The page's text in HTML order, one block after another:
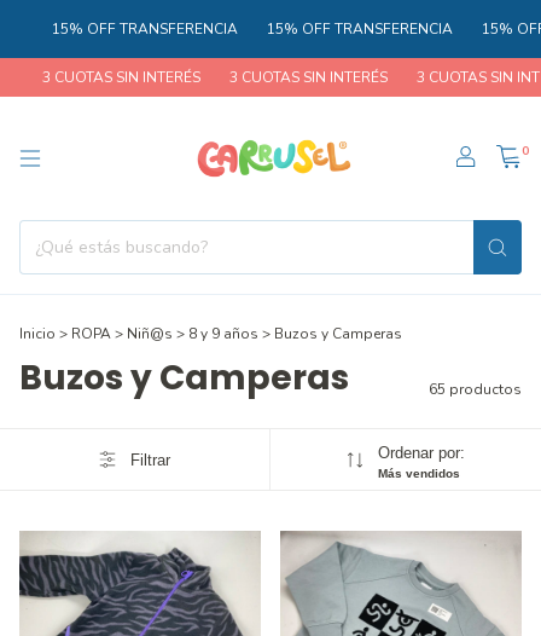
15% OFF TRANSFERENCIA 15% OFF TRANSFERENCIA
3 CUOTAS SIN INTERÉS 3 CUOTAS SIN INTERÉS 3 CUOTAS
0
Inicio > ROPA> Niñ@s > 8 y 9 años > Buzos y Camperas
Buzos y Camperas 65 productos
Filtrar Ordenar por:
Más vendidos